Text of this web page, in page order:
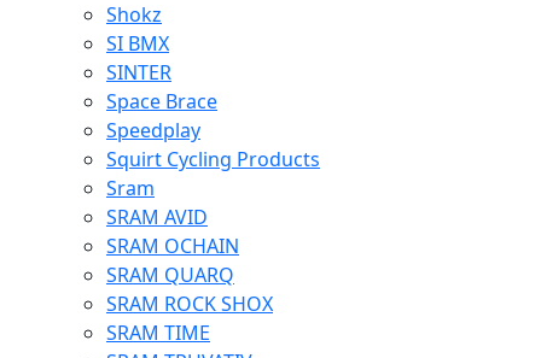
Shokz
SI BMX
SINTER
Space Brace
Speedplay
Squirt Cycling Products
Sram
SRAM AVID
SRAM OCHAIN
SRAM QUARQ
SRAM ROCK SHOX
SRAM TIME